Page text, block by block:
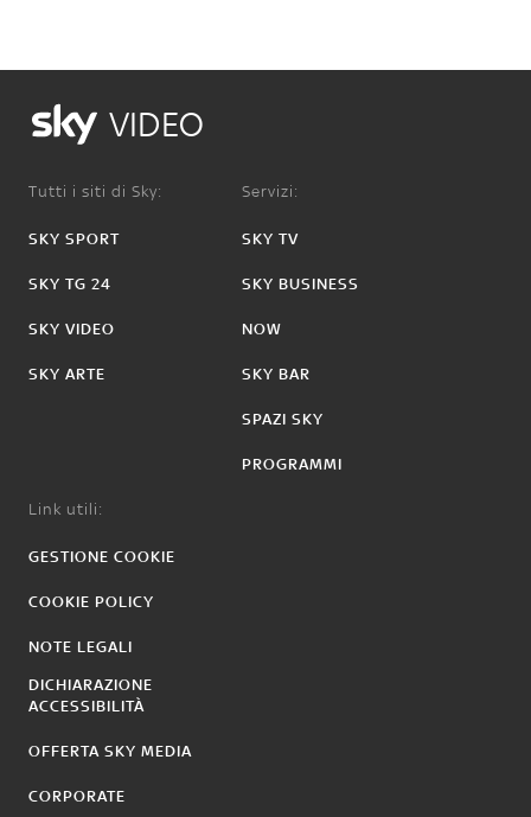
VIDEO
Tutti i siti di Sky:
SKY SPORT
SKY TG 24
SKY VIDEO
SKY ARTE
Servizi:
SKY TV
SKY BUSINESS
NOW
SKY BAR
SPAZI SKY
PROGRAMMI
Link utili:
GESTIONE COOKIE
COOKIE POLICY
NOTE LEGALI
DICHIARAZIONE
ACCESSIBILITÀ
OFFERTA SKY MEDIA
CORPORATE